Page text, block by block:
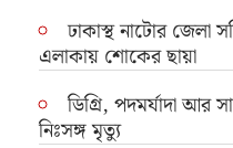
ঢাকাস্থ নাটোর জেলা
এলাকায় শোকের ছায়া
ডিগ্রি, পদমর্যাদা
নিঃসঙ্গ মৃত্যু